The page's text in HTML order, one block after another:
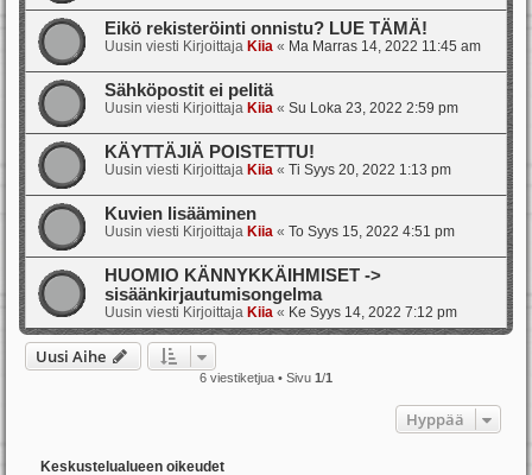
Eikö rekisteröinti onnistu? LUE TÄMÄ!
Uusin viesti Kirjoittaja Kiia « Ma Marras 14, 2022 11:45 am
Sähköpostit ei pelitä
Uusin viesti Kirjoittaja Kiia « Su Loka 23, 2022 2:59 pm
KÄYTTÄJIÄ POISTETTU!
Uusin viesti Kirjoittaja Kiia « Ti Syys 20, 2022 1:13 pm
Kuvien lisääminen
Uusin viesti Kirjoittaja Kiia « To Syys 15, 2022 4:51 pm
HUOMIO KÄNNYKKÄIHMISET ->
sisäänkirjautumisongelma
Uusin viesti Kirjoittaja Kiia « Ke Syys 14, 2022 7:12 pm
Uusi Aihe
6 viestiketjua • Sivu 1/1
Hyppää
Keskustelualueen oikeudet